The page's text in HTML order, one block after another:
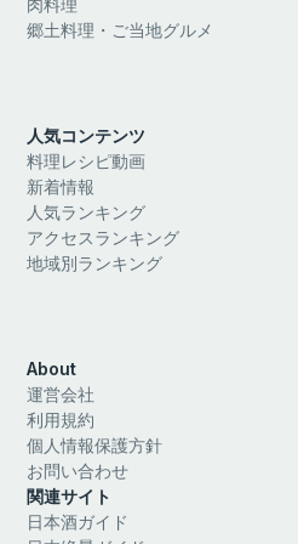
郷土料理・ご当地グルメ
人気コンテンツ
料理レシピ動画
新着情報
人気ランキング
アクセスランキング
地域別ランキング
About
運営会社
利用規約
個人情報保護方針
お問い合わせ
関連サイト
日本酒ガイド